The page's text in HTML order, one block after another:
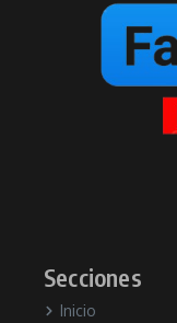
Secciones
Inicio